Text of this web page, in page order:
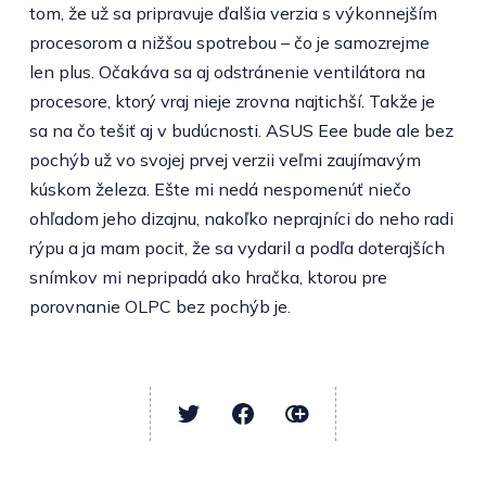
tom, že už sa pripravuje ďalšia verzia s výkonnejším
procesorom a nižšou spotrebou – čo je samozrejme
len plus. Očakáva sa aj odstránenie ventilátora na
procesore, ktorý vraj nieje zrovna najtichší. Takže je
sa na čo tešiť aj v budúcnosti. ASUS Eee bude ale bez
pochýb už vo svojej prvej verzii veľmi zaujímavým
kúskom železa. Ešte mi nedá nespomenúť niečo
ohľadom jeho dizajnu, nakoľko neprajníci do neho radi
rýpu a ja mam pocit, že sa vydaril a podľa doterajších
snímkov mi nepripadá ako hračka, ktorou pre
porovnanie OLPC bez pochýb je.